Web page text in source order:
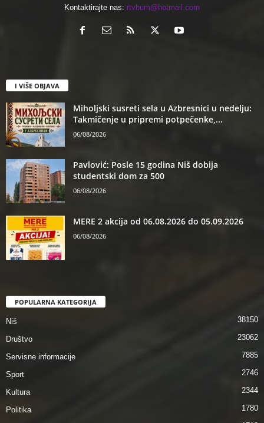
Kontaktirajte nas: rtvbum@hotmail.com
I VIŠE OBJAVA
Miholjski susreti sela u Azbresnici u nedelju:
Takmičenje u pripremi potpečenke,...
06/08/2026
Pavlović: Posle 15 godina Niš dobija
studentski dom za 500
06/08/2026
MERE 2 akcija od 06.08.2026 do 05.09.2026
06/08/2026
POPULARNA KATEGORIJA
Niš 38150
Društvo 23062
Servisne informacije 7885
Sport 2746
Kultura 2344
Politika
1780